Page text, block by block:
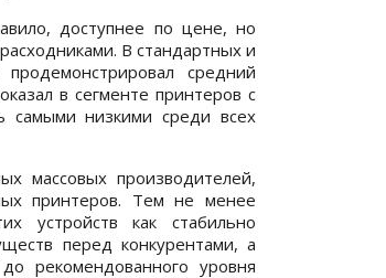
доступнее по цене, но
В стандартных и
средний
в сегменте принтеров с
самыми низкими среди всех
массовых производителей,
принтеров. Тем не менее
устройств как стабильно
перед конкурентами, а
рекомендованного уровня